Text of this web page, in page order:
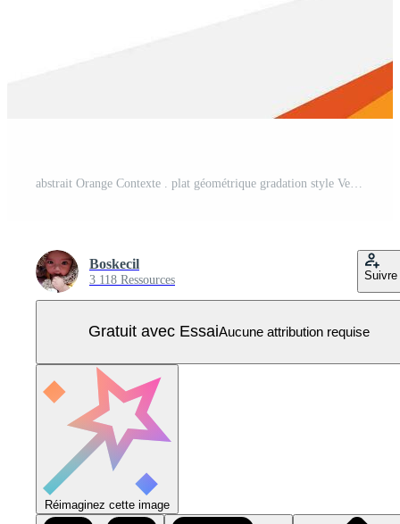
Boskecil
3 118 Ressources Suivre
Gratuit avec EssaiAucune attribution requise
Réimaginez cette image